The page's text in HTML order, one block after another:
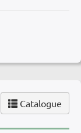
Catalogue